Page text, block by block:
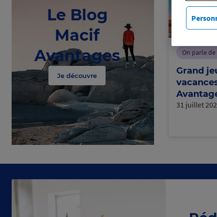
Le Blog
Macif
Avantages
Je découvre
On parle
Grand
31 juillet